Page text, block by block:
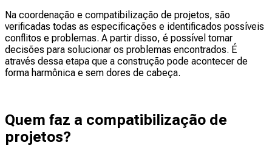
Na coordenação e compatibilização de projetos, são
verificadas todas as especificações e identificados possíveis
conflitos e problemas. A partir disso, é possível tomar
decisões para solucionar os problemas encontrados. É
através dessa etapa que a construção pode acontecer de
forma harmônica e sem dores de cabeça.
Quem faz a compatibilização de
projetos?